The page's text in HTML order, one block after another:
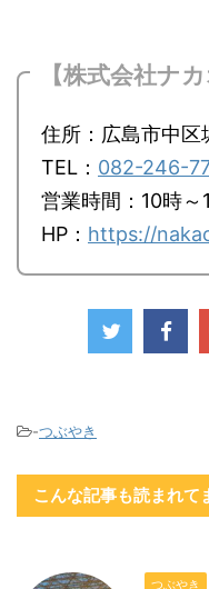
【株式会社ナカ
住所：広島市中
TEL： 082-246-
営業時間：10時
HP： https://
-つぶやき
こんな記事も読まれて
つぶやき